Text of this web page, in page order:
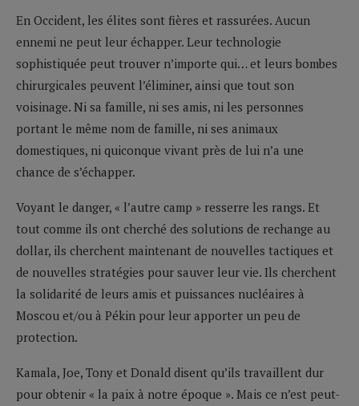
En Occident, les élites sont fières et rassurées. Aucun
ennemi ne peut leur échapper. Leur technologie
sophistiquée peut trouver n’importe qui… et leurs bombes
chirurgicales peuvent l’éliminer, ainsi que tout son
voisinage. Ni sa famille, ni ses amis, ni les personnes
portant le même nom de famille, ni ses animaux
domestiques, ni quiconque vivant près de lui n’a une
chance de s’échapper.
Voyant le danger, « l’autre camp » resserre les rangs. Et
tout comme ils ont cherché des solutions de rechange au
dollar, ils cherchent maintenant de nouvelles tactiques et
de nouvelles stratégies pour sauver leur vie. Ils cherchent
la solidarité de leurs amis et puissances nucléaires à
Moscou et/ou à Pékin pour leur apporter un peu de
protection.
Kamala, Joe, Tony et Donald disent qu’ils travaillent dur
pour obtenir « la paix à notre époque ». Mais ce n’est peut-